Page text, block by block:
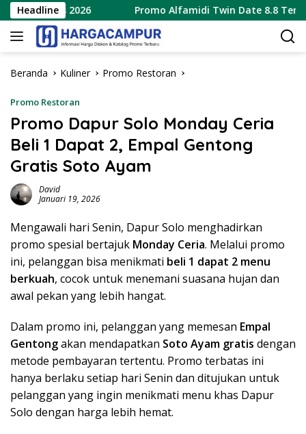
Langsung
ke
konten
Headline
2026 Promo Alfamidi Twin Date 8.8 Terbaru 8
Beranda Kuliner Promo Restoran
Promo Restoran
Promo Dapur Solo Monday Ceria
Beli 1 Dapat 2, Empal Gentong
Gratis Soto Ayam
David
Januari 19, 2026
Mengawali hari Senin, Dapur Solo menghadirkan
promo spesial bertajuk Monday Ceria. Melalui promo
ini, pelanggan bisa menikmati beli 1 dapat 2 menu
berkuah, cocok untuk menemani suasana hujan dan
awal pekan yang lebih hangat.
Dalam promo ini, pelanggan yang memesan Empal
Gentongakan mendapatkan Soto Ayam gratis dengan
metode pembayaran tertentu. Promo terbatas ini
hanya berlaku setiap hari Senin dan ditujukan untuk
pelanggan yang ingin menikmati menu khas Dapur
Solo dengan harga lebih hemat.